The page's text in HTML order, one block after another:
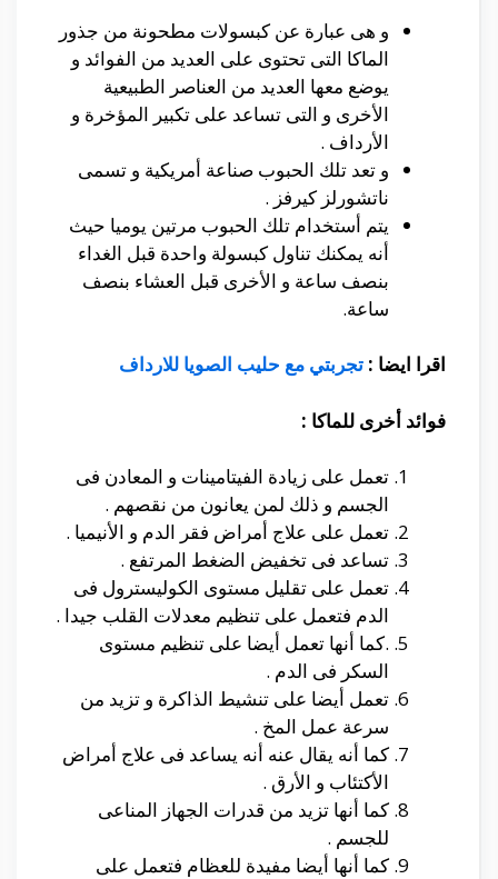
و هى عبارة عن كبسولات مطحونة من جذور
الماكا التى تحتوى على العديد من الفوائد و
يوضع معها العديد من العناصر الطبيعية
الأخرى و التى تساعد على تكبير المؤخرة و
الأرداف .
و تعد تلك الحبوب صناعة أمريكية و تسمى
ناتشورلز كيرفز .
يتم أستخدام تلك الحبوب مرتين يوميا حيث
أنه يمكنك تناول كبسولة واحدة قبل الغداء
بنصف ساعة و الأخرى قبل العشاء بنصف
ساعة.
اقرا ايضا : تجربتي مع حليب الصويا للارداف
فوائد أخرى للماكا :
تعمل على زيادة الفيتامينات و المعادن فى
الجسم و ذلك لمن يعانون من نقصهم .
تعمل على علاج أمراض فقر الدم و الأنيميا .
تساعد فى تخفيض الضغط المرتفع .
تعمل على تقليل مستوى الكوليسترول فى
الدم فتعمل على تنظيم معدلات القلب جيدا .
.كما أنها تعمل أيضا على تنظيم مستوى
السكر فى الدم .
تعمل أيضا على تنشيط الذاكرة و تزيد من
سرعة عمل المخ .
كما أنه يقال عنه أنه يساعد فى علاج أمراض
الأكتئاب و الأرق .
كما أنها تزيد من قدرات الجهاز المناعى
للجسم .
كما أنها أيضا مفيدة للعظام فتعمل على